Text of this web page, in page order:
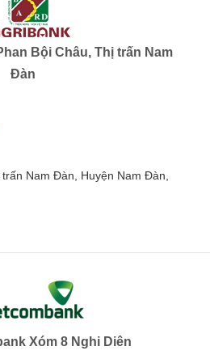
Bội Châu, Thị trấn Nam
Đàn
Nam Đàn, Huyện Nam Đàn,
Xóm 8 Nghi Diên